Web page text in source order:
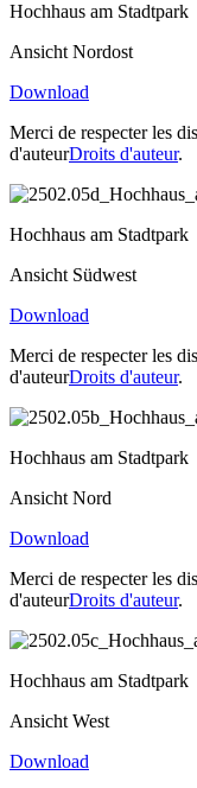
Hochhaus am Stadtpark
Ansicht Nordost
Download
Merci de respecter les
d'auteurDroits d'auteur.
Hochhaus am Stadtpark
Ansicht Südwest
Download
Merci de respecter les
d'auteurDroits d'auteur.
Hochhaus am Stadtpark
Ansicht Nord
Download
Merci de respecter les
d'auteurDroits d'auteur.
Hochhaus am Stadtpark
Ansicht West
Download